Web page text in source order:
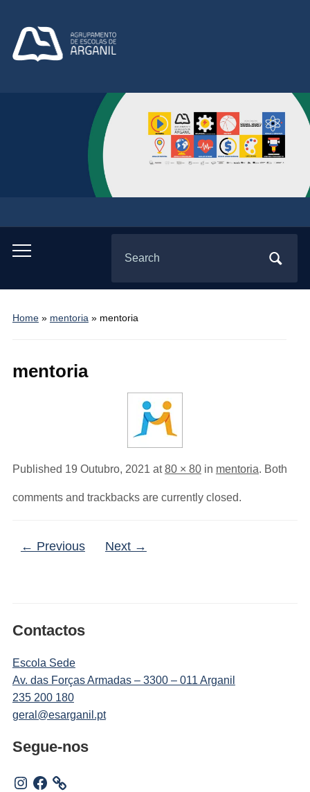
Toggle
menu
for:
Home» mentoria » mentoria
mentoria
Published 19 Outubro, 2021 at80 × 80in mentoria. Both
comments and trackbacks are currently closed.
← Previous Next →
Contactos
Escola Sede
Av. das Forças Armadas – 3300 – 011 Arganil
235 200 180
geral@esarganil.pt
Segue-nos
Instagram
Facebook